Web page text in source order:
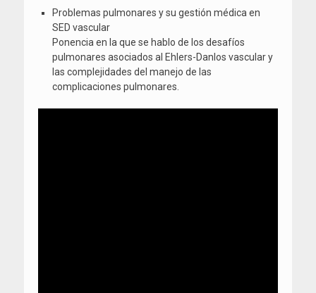
Problemas pulmonares y su gestión médica en
SED vascular
Ponencia en la que se hablo de los desafíos
pulmonares asociados al Ehlers-Danlos vascular y
las complejidades del manejo de las
complicaciones pulmonares.